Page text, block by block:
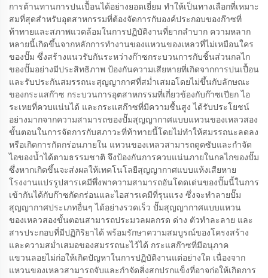
การต้านทานการปนเปื้อนได้อย่างยอดเยี่ยม ทำให้เป็นทางเลือกที่เหมาะ
สมที่สุดสำหรับอุตสาหกรรมที่ต้องจัดการกับองค์ประกอบของก๊าซที่
ท้าทายและสภาพแวดล้อมในการปฏิบัติงานที่ยากลำบาก ความหลาก
หลายนี้เกิดขึ้นจากหลักการทำงานของแหวนของเหลวที่ไม่เหมือนใคร
ของปั๊ม ซึ่งสร้างแนวรับกันระหว่างก๊าซกระบวนการกับชิ้นส่วนกลไก
ของปั๊มอย่างมีประสิทธิภาพ ป้องกันความเสียหายที่เกิดจากการปนเปื้อน
และรับประกันสมรรถนะสุญญากาศที่สม่ำเสมอโดยไม่ขึ้นกับลักษณะ
ของกระแสก๊าซ กระบวนการอุตสาหกรรมที่เกี่ยวข้องกับก๊าซเปียก ไอ
ระเหยที่ควบแน่นได้ และกระแสก๊าซที่มีความชื้นสูง ได้รับประโยชน์
อย่างมากจากความสามารถของปั๊มสุญญากาศแบบแหวนของเหลวสอง
ขั้นตอนในการจัดการกับสภาวะที่ท้าทายนี้โดยไม่ทำให้สมรรถนะลดลง
หรือเกิดการกัดกร่อนภายใน แหวนของเหลวสามารถดูดซับและกำจัด
ไอของน้ำได้ตามธรรมชาติ จึงป้องกันการควบแน่นภายในกลไกของปั๊ม
ซึ่งหากเกิดขึ้นจะส่งผลให้เทคโนโลยีสุญญากาศแบบแห้งเสียหาย
โรงงานแปรรูปสารเคมีพึ่งพาความสามารถอันโดดเด่นของปั๊มนี้ในการ
เข้ากันได้กับก๊าซกัดกร่อนและไอสารเคมีที่รุนแรง ซึ่งจะทำลายปั๊ม
สุญญากาศประเภทอื่นๆ ได้อย่างรวดเร็ว ปั๊มสุญญากาศแบบแหวน
ของเหลวสองขั้นตอนสามารถประมวลผลกรด ด่าง ตัวทำละลาย และ
สารประกอบที่มีปฏิกิริยาได้ พร้อมรักษาความสมบูรณ์ของโครงสร้าง
และความสม่ำเสมอของสมรรถนะไว้ได้ กระแสก๊าซที่มีอนุภาค
แขวนลอยไม่ก่อให้เกิดปัญหาในการปฏิบัติงานแต่อย่างใด เนื่องจาก
แหวนของเหลวสามารถจับและกำจัดสิ่งสกปรกแข็งที่อาจก่อให้เกิดการ